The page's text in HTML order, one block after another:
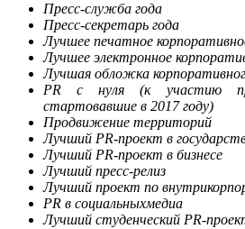
Пресс-служба года
Пресс-секретарь года
Лучшее печатное
Лучшее электронное
Лучшая обложка
PR с нуля (к участию
стартовавшие в 2017 году)
Продвижение территорий
Лучший PR-проект в
Лучший PR-проект в бизнесе
Лучший пресс-релиз
Лучший проект по
PR в социальныхмедиа
Лучший студенческий PR-